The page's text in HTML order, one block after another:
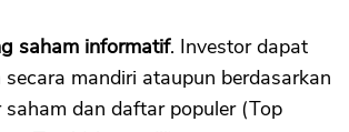
saham informatif. Investor dapat
mandiri ataupun berdasarkan
dan daftar populer (Top